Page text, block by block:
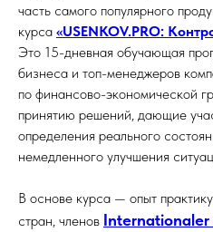
часть самого популярного
курса «USENKOV.PRO:
Это 15-дневная обучающая
бизнеса и топ-менеджеров
по финансово-экономической
принятию решений, дающие
определения реального
немедленного улучшения
В основе курса — опыт
стран, членов